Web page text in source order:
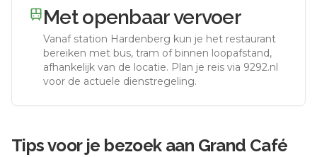
Met openbaar vervoer
Vanaf station Hardenberg kun je het restaurant
bereiken met bus, tram of binnen loopafstand,
afhankelijk van de locatie. Plan je reis via 9292.nl
voor de actuele dienstregeling.
Tips voor je bezoek aan Grand Café